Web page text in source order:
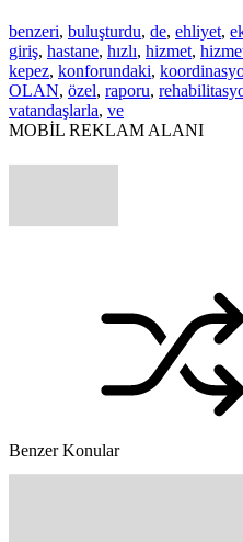
benzeri, buluşturdu, de, ehliyet,
giriş, hastane, hızlı, hizmet,
kepez, konforundaki,
OLAN, özel, raporu,
vatandaşlarla, ve
MOBİL REKLAM ALANI
Benzer Konular